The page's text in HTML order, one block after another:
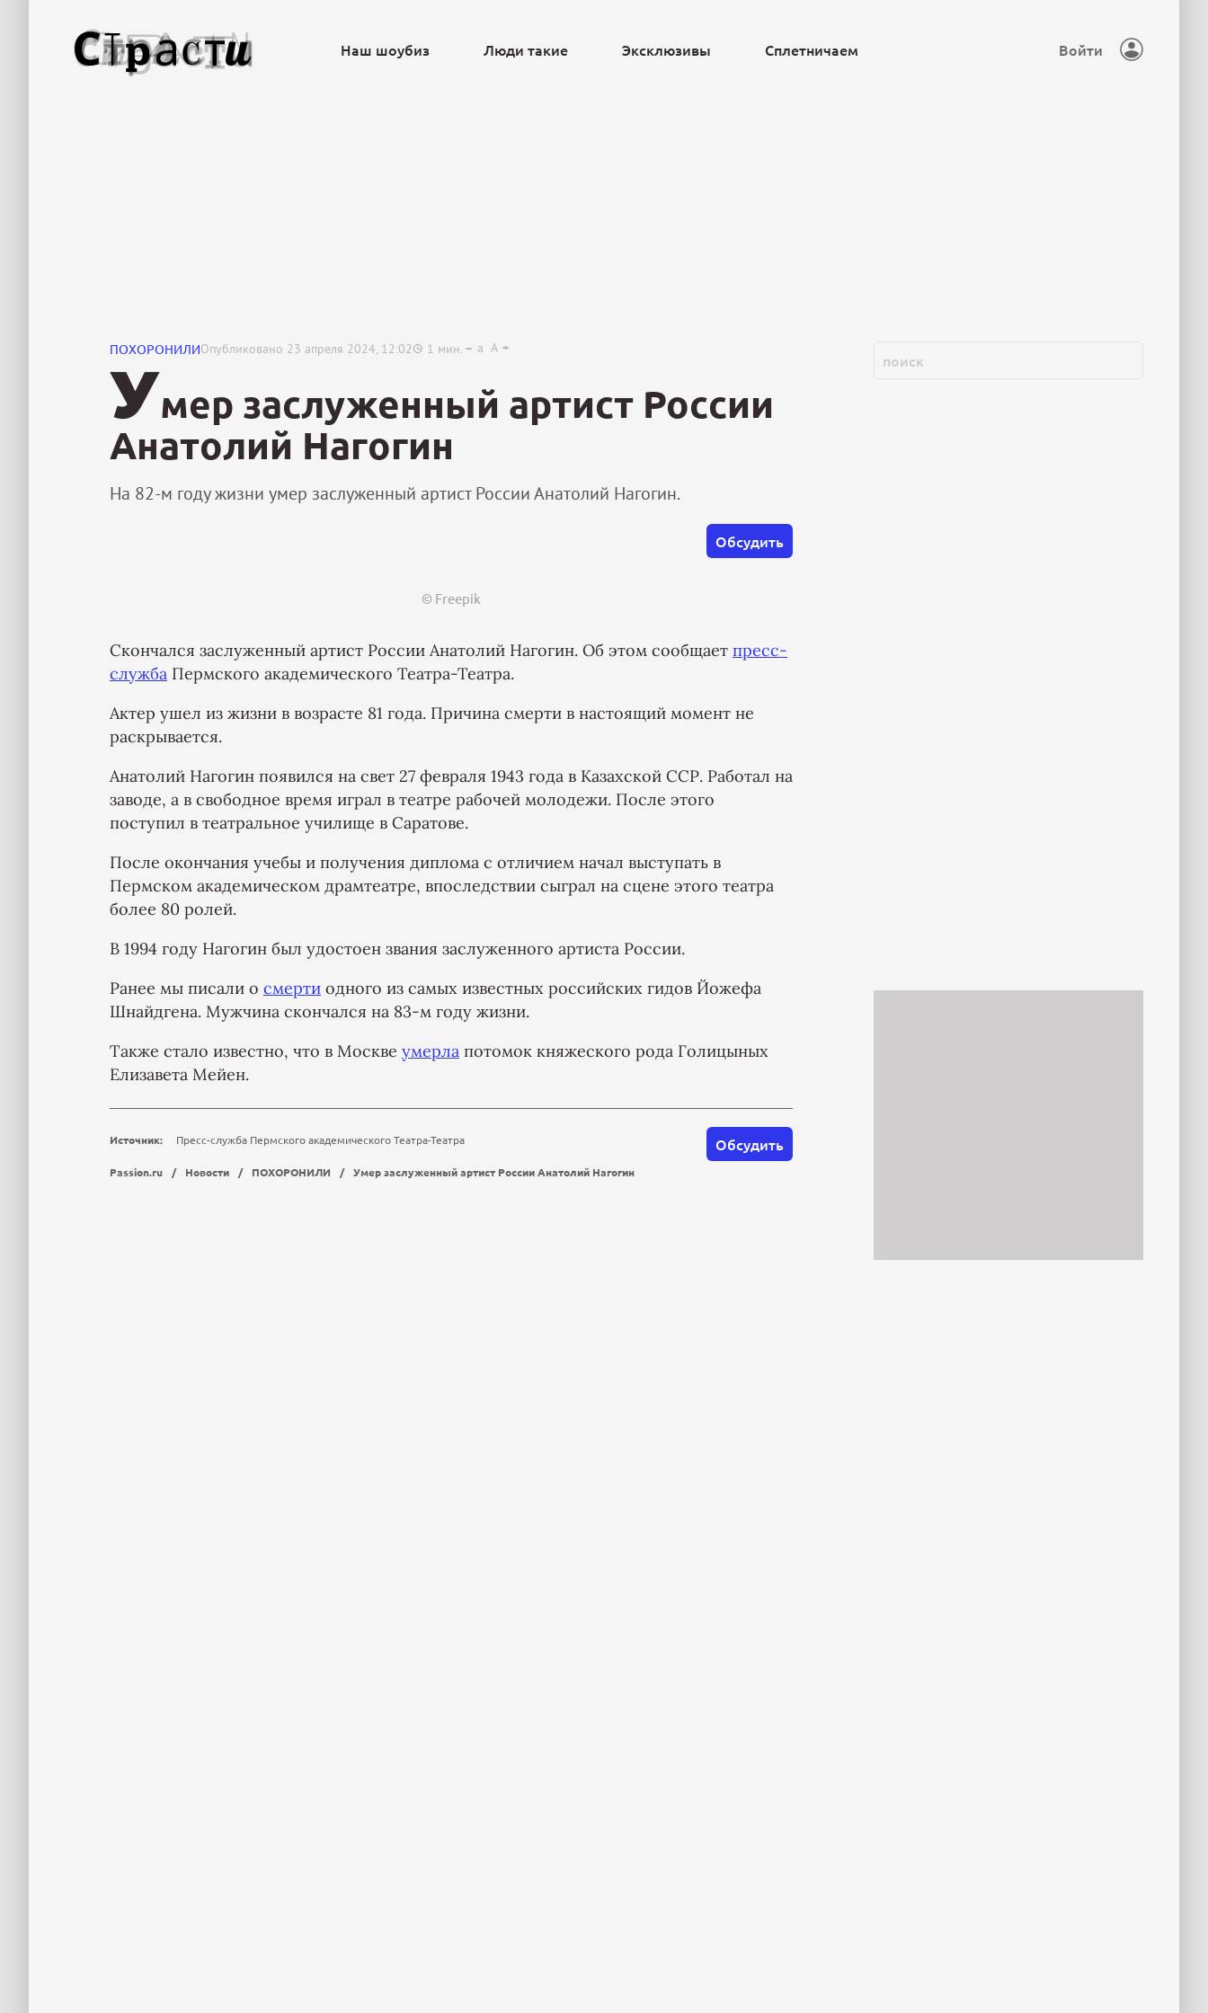
Наш шоубиз Люди такие Эксклюзивы Сплетничаем Войти
ПОХОРОНИЛИОпубликовано 23 апреля 2024, 12:02 1 мин. a A
Умер заслуженный артист России
Анатолий Нагогин
На 82-м году жизни умер заслуженный артист России Анатолий Нагогин.
Обсудить
© Freepik
Скончался заслуженный артист России Анатолий Нагогин. Об этом сообщает пресс-
служба Пермского академического Театра-Театра.
Актер ушел из жизни в возрасте 81 года. Причина смерти в настоящий момент не
раскрывается.
Анатолий Нагогин появился на свет 27 февраля 1943 года в Казахской ССР. Работал на
заводе, а в свободное время играл в театре рабочей молодежи. После этого
поступил в театральное училище в Саратове.
После окончания учебы и получения диплома с отличием начал выступать в
Пермском академическом драмтеатре, впоследствии сыграл на сцене этого театра
более 80 ролей.
В 1994 году Нагогин был удостоен звания заслуженного артиста России.
Ранее мы писали о смерти одного из самых известных российских гидов Йожефа
Шнайдгена. Мужчина скончался на 83-м году жизни.
Также стало известно, что в Москве умерла потомок княжеского рода Голицыных
Елизавета Мейен.
Обсудить
Источник: Пресс-служба Пермского академического Театра-Театра
Passion.ru / Новости / ПОХОРОНИЛИ / Умер заслуженный артист России Анатолий Нагогин